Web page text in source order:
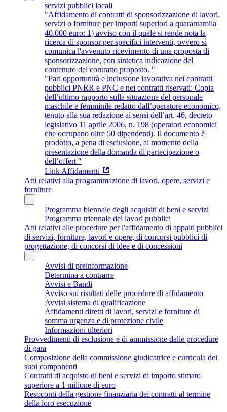
servizi pubblici locali
"Affidamento di contratti di sponsorizzazione di lavori,
servizi o forniture per importi superiori a quarantamila
40.000 euro: 1) avviso con il quale si rende nota la
ricerca di sponsor per specifici interventi, ovvero si
comunica l'avvenuto ricevimento di una proposta di
sponsorizzazione, con sintetica indicazione del
contenuto del contratto proposto. "
"Pari opportunità e inclusione lavorativa nei contratti
pubblici PNRR e PNC e nei contratti riservati: Copia
dell’ultimo rapporto sulla situazione del personale
maschile e femminile redatto dall’operatore economico,
tenuto alla sua redazione ai sensi dell’art. 46, decreto
legislativo 11 aprile 2006, n. 198 (operatori economici
che occupano oltre 50 dipendenti). Il documento è
prodotto, a pena di esclusione, al momento della
presentazione della domanda di partecipazione o
dell’offert "
Link Affidamenti
Atti relativi alla programmazione di lavori, opere, servizi e
forniture
Programma biennale degli acquisiti di beni e servizi
Programma triennale dei lavori pubblici
Atti relativi alle procedure per l'affidamento di appalti pubblici
di servizi, forniture, lavori e opere, di concorsi pubblici di
progettazione, di concorsi di idee e di concessioni
Avvisi di preinformazione
Determina a contrarre
Avvisi e Bandi
Avviso sui risultati delle procedure di affidamento
Avvisi sistema di qualificazione
Affidamenti diretti di lavori, servizi e forniture di
somma urgenza e di protezione civile
Informazioni ulteriori
Provvedimenti di esclusione e di ammissione dalle procedure
di gara
Composizione della commissione giudicatrice e curricula dei
suoi componenti
Contratti di acquisto di beni e servizi di importo stimato
superiore a 1 milione di euro
Resoconti della gestione finanziaria dei contratti al termine
della loro esecuzione